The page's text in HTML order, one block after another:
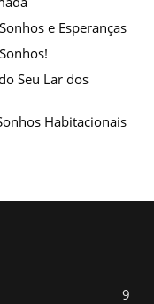
e Esperanças
Seu Lar dos
Habitacionais
9